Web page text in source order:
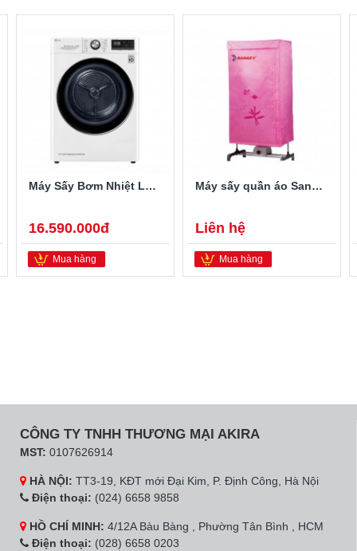
Máy Sấy Bơm Nhiệt LG 9 Kg DVHP09W
16.590.000đ
Mua hàng
Máy sấy quần áo Sanaky SNK-12T
Liên hệ
Mua hàng
CÔNG TY TNHH THƯƠNG MẠI AKIRA
MST: 0107626914
HÀ NỘI: TT3-19, KĐT mới Đại Kim, P. Định Công, Hà Nội
Điện thoại: (024) 6658 9858
HỒ CHÍ MINH: 4/12A Bàu Bàng , Phường Tân Bình , HCM
Điện thoại: (028) 6658 0203